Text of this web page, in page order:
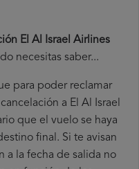
El Al Israel Airlines
necesitas saber...
para poder reclamar
a El Al Israel
que el vuelo se haya
final. Si te avisan
a la fecha de salida no